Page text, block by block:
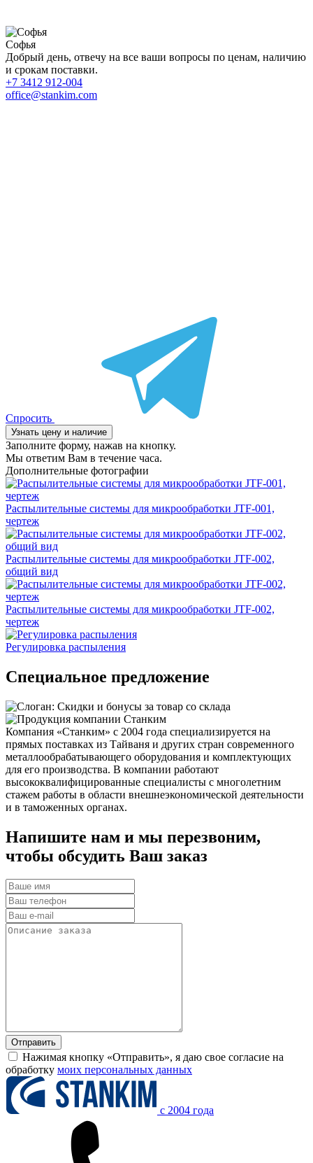
Софья
Добрый день, отвечу на все ваши вопросы по ценам, наличию
и срокам поставки.
+7 3412 912-004
office@stankim.com
Спросить
Узнать цену и наличие
Заполните форму, нажав на кнопку.
Мы ответим Вам в течение часа.
Дополнительные фотографии
Распылительные системы для микрообработки JTF-001,
чертеж
Распылительные системы для микрообработки JTF-002,
общий вид
Распылительные системы для микрообработки JTF-002,
чертеж
Регулировка распыления
Специальное предложение
Компания «Станким» с 2004 года специализируется на
прямых поставках из Тайваня и других стран современного
металлообрабатывающего оборудования и комплектующих
для его производства. В компании работают
высококвалифицированные специалисты с многолетним
стажем работы в области внешнеэкономической деятельности
и в таможенных органах.
Напишите нам и мы перезвоним,
чтобы обсудить Ваш заказ
Нажимая кнопку «Отправить», я даю свое согласие на
обработку моих персональных данных
c 2004 года